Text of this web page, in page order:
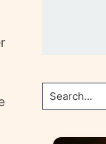
Search...